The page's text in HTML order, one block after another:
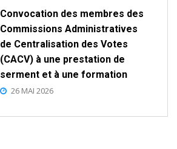
Convocation des membres des
Commissions Administratives
de Centralisation des Votes
(CACV) à une prestation de
serment et à une formation
26 MAI 2026